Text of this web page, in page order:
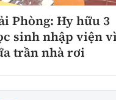
Phòng: Hy hữu 3
sinh nhập viện vì
trần nhà rơi